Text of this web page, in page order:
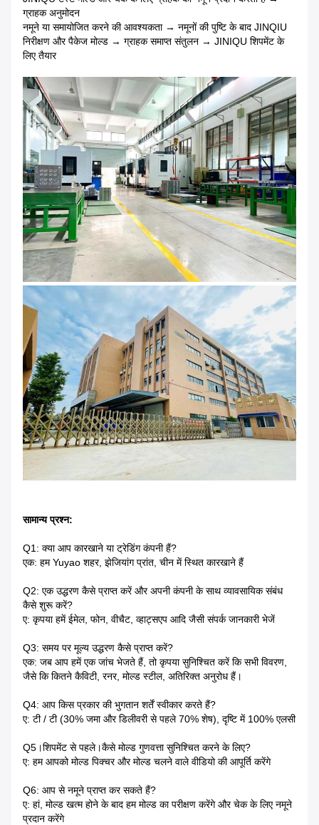
ग्राहक अनुमोदन
नमूने या समायोजित करने की आवश्यकता → नमूनों की पुष्टि के बाद JINQIU
निरीक्षण और पैकेज मोल्ड → ग्राहक समाप्त संतुलन → JINIQU शिपमेंट के
लिए तैयार
सामान्य प्रश्न:
Q1: क्या आप कारखाने या ट्रेडिंग कंपनी हैं?
एक: हम Yuyao शहर, झेजियांग प्रांत, चीन में स्थित कारखाने हैं
Q2: एक उद्धरण कैसे प्राप्त करें और अपनी कंपनी के साथ व्यावसायिक संबंध
कैसे शुरू करें?
ए: कृपया हमें ईमेल, फोन, वीचैट, व्हाट्सएप आदि जैसी संपर्क जानकारी भेजें
Q3: समय पर मूल्य उद्धरण कैसे प्राप्त करें?
एक: जब आप हमें एक जांच भेजते हैं, तो कृपया सुनिश्चित करें कि सभी विवरण,
जैसे कि कितने कैविटी, रनर, मोल्ड स्टील, अतिरिक्त अनुरोध हैं।
Q4: आप किस प्रकार की भुगतान शर्तें स्वीकार करते हैं?
ए: टी / टी (30% जमा और डिलीवरी से पहले 70% शेष), दृष्टि में 100% एलसी
Q5।शिपमेंट से पहले।कैसे मोल्ड गुणवत्ता सुनिश्चित करने के लिए?
ए: हम आपको मोल्ड पिक्चर और मोल्ड चलने वाले वीडियो की आपूर्ति करेंगे
Q6: आप से नमूने प्राप्त कर सकते हैं?
ए: हां, मोल्ड खत्म होने के बाद हम मोल्ड का परीक्षण करेंगे और चेक के लिए नमूने
प्रदान करेंगे